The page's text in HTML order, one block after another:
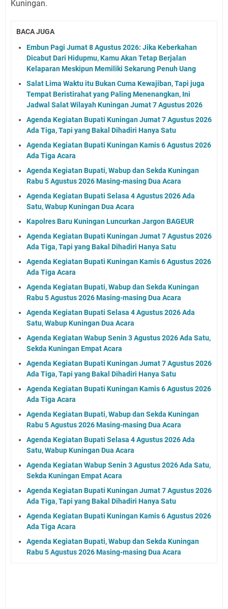
Kuningan.
BACA JUGA
Embun Pagi Jumat 8 Agustus 2026: Jika Keberkahan
Dicabut Dari Hidupmu, Kamu Akan Tetap Berjalan
Kelaparan Meskipun Memiliki Sekarung Penuh Uang
Salat Lima Waktu itu Bukan Cuma Kewajiban, Tapi juga
Tempat Beristirahat yang Paling Menenangkan, Ini
Jadwal Salat Wilayah Kuningan Jumat 7 Agustus 2026
Agenda Kegiatan Bupati Kuningan Jumat 7 Agustus 2026
Ada Tiga, Tapi yang Bakal Dihadiri Hanya Satu
Agenda Kegiatan Bupati Kuningan Kamis 6 Agustus 2026
Ada Tiga Acara
Agenda Kegiatan Bupati, Wabup dan Sekda Kuningan
Rabu 5 Agustus 2026 Masing-masing Dua Acara
Agenda Kegiatan Bupati Selasa 4 Agustus 2026 Ada
Satu, Wabup Kuningan Dua Acara
Kapolres Baru Kuningan Luncurkan Jargon BAGEUR
Agenda Kegiatan Bupati Kuningan Jumat 7 Agustus 2026
Ada Tiga, Tapi yang Bakal Dihadiri Hanya Satu
Agenda Kegiatan Bupati Kuningan Kamis 6 Agustus 2026
Ada Tiga Acara
Agenda Kegiatan Bupati, Wabup dan Sekda Kuningan
Rabu 5 Agustus 2026 Masing-masing Dua Acara
Agenda Kegiatan Bupati Selasa 4 Agustus 2026 Ada
Satu, Wabup Kuningan Dua Acara
Agenda Kegiatan Wabup Senin 3 Agustus 2026 Ada Satu,
Sekda Kuningan Empat Acara
Agenda Kegiatan Bupati Kuningan Jumat 7 Agustus 2026
Ada Tiga, Tapi yang Bakal Dihadiri Hanya Satu
Agenda Kegiatan Bupati Kuningan Kamis 6 Agustus 2026
Ada Tiga Acara
Agenda Kegiatan Bupati, Wabup dan Sekda Kuningan
Rabu 5 Agustus 2026 Masing-masing Dua Acara
Agenda Kegiatan Bupati Selasa 4 Agustus 2026 Ada
Satu, Wabup Kuningan Dua Acara
Agenda Kegiatan Wabup Senin 3 Agustus 2026 Ada Satu,
Sekda Kuningan Empat Acara
Agenda Kegiatan Bupati Kuningan Jumat 7 Agustus 2026
Ada Tiga, Tapi yang Bakal Dihadiri Hanya Satu
Agenda Kegiatan Bupati Kuningan Kamis 6 Agustus 2026
Ada Tiga Acara
Agenda Kegiatan Bupati, Wabup dan Sekda Kuningan
Rabu 5 Agustus 2026 Masing-masing Dua Acara